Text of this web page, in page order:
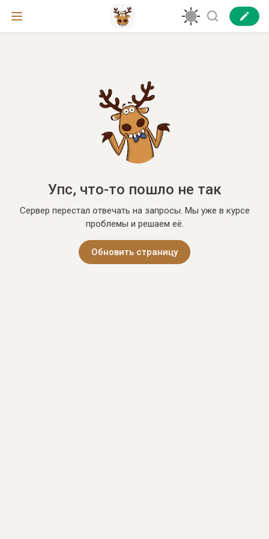
Упс, что-то пошло не так
Сервер перестал отвечать на запросы. Мы уже в курсе
проблемы и решаем её.
Обновить страницу